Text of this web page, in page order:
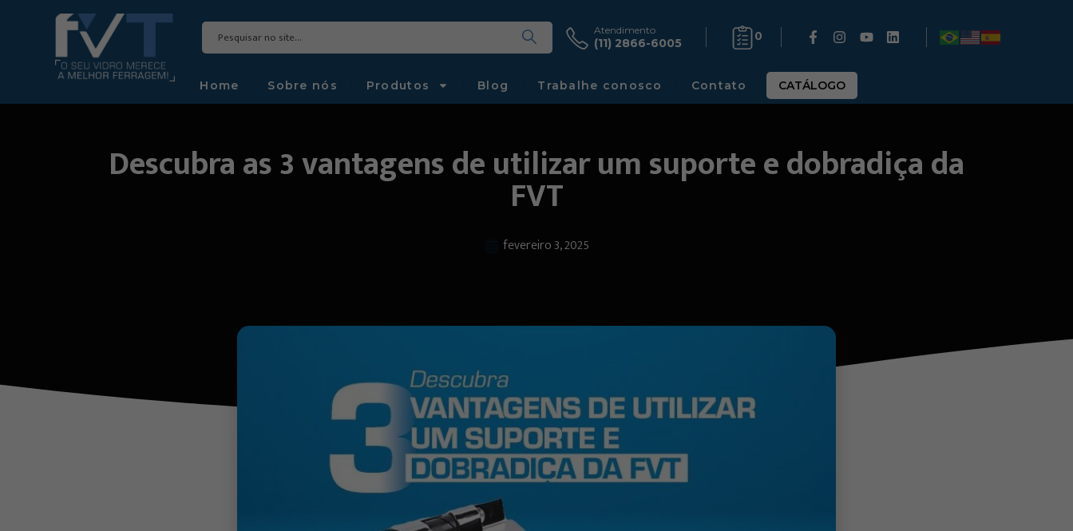
Atendimento
(11) 2866-6005 0
Home Sobre nós Produtos Blog Trabalhe conosco Contato CATÁLOGO
Descubra as 3 vantagens de utilizar um suporte e dobradiça da
FVT
fevereiro 3, 2025